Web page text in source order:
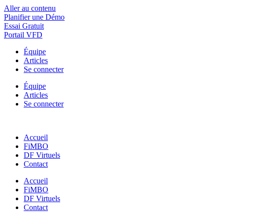
Aller au contenu
Planifier une Démo
Essai Gratuit
Portail VFD
Équipe
Articles
Se connecter
Équipe
Articles
Se connecter
Accueil
FiMBO
DF Virtuels
Contact
Accueil
FiMBO
DF Virtuels
Contact